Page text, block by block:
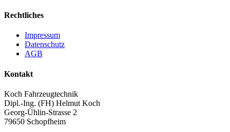
Rechtliches
Impressum
Datenschutz
AGB
Kontakt
Koch Fahrzeugtechnik
Dipl.-Ing. (FH) Helmut Koch
Georg-Ühlin-Strasse 2
79650 Schopfheim